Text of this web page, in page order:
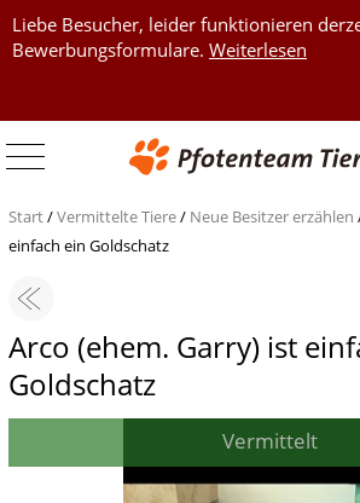
Liebe Besucher, leider funktionieren
Bewerbungsformulare. Weiterlesen
Start/Vermittelte Tiere/ Neue Besitzer erzählen
einfach ein Goldschatz
Arco (ehem. Garry) ist
Goldschatz
Vermittelt